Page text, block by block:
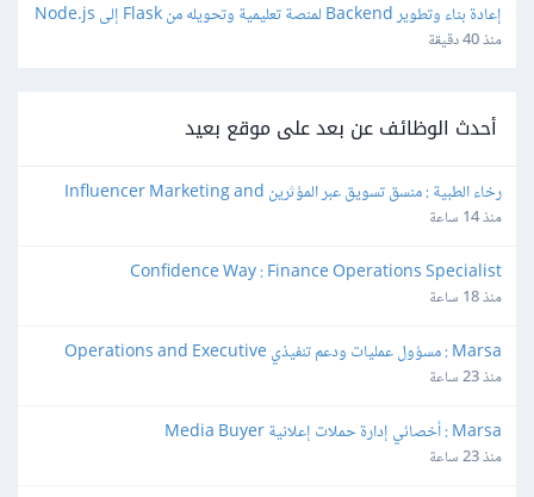
إعادة بناء وتطوير Backend لمنصة تعليمية وتحويله من Flask إلى Node.js
منذ 40 دقيقة
أحدث الوظائف عن بعد على موقع بعيد
Production Coordinator
منذ 14 ساعة
Confidence Way : Finance Operations Specialist
منذ 18 ساعة
Support Lead
منذ 23 ساعة
Marsa : أخصائي إدارة حملات إعلانية Media Buyer
منذ 23 ساعة